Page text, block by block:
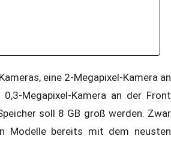
eine 2-Megapixel-Kamera an
Megapixel-Kamera an der Front
soll 8 GB groß werden. Zwar
Modelle bereits mit dem neusten